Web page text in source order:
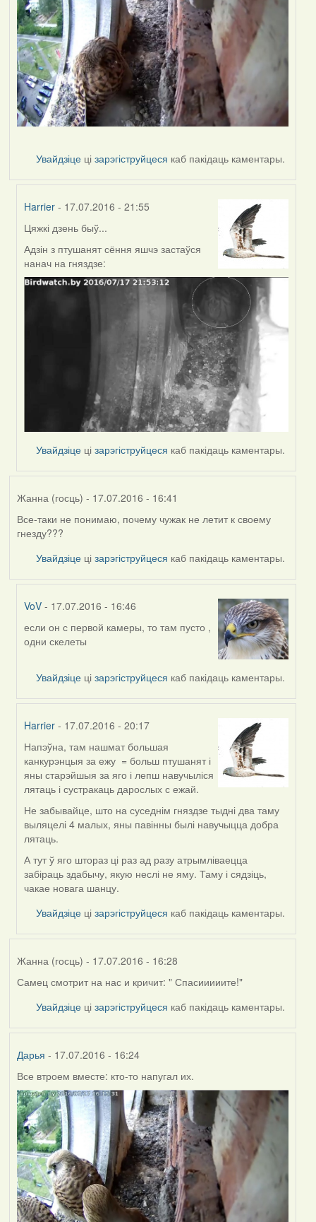
Увайдзіце цізарэгіструйцеся каб пакідаць каментары.
Harrier - 17.07.2016 - 21:55
In
reply
to
by
Цяжкі дзень быў...
Адзін з птушанят сёння яшчэ застаўся
нанач на гняздзе:
Увайдзіце цізарэгіструйцеся каб пакідаць каментары.
Жанна (госць) - 17.07.2016 - 16:41
Все-таки не понимаю, почему чужак не летит к своему
гнезду???
Увайдзіце цізарэгіструйцеся каб пакідаць каментары.
VoV - 17.07.2016 - 16:46
In
reply
(госць)
если он с первой камеры, то там пусто ,
одни скелеты
Увайдзіце цізарэгіструйцеся каб пакідаць каментары.
Harrier - 17.07.2016 - 20:17
In
reply
to
by
Жанна
(госць)
Напэўна, там нашмат большая
канкурэнцыя за ежу = больш птушанят і
яны старэйшыя за яго і лепш навучыліся
лятаць і сустракаць дарослых с ежай.
Не забывайце, што на суседнім гняздзе тыдні два таму
выляцелі 4 малых, яны павінны былі навучыцца добра
лятаць.
А тут ў яго штораз ці раз ад разу атрымліваецца
забіраць здабычу, якую неслі не яму. Таму і сядзіць,
чакае новага шанцу.
Увайдзіце цізарэгіструйцеся каб пакідаць каментары.
Жанна (госць) - 17.07.2016 - 16:28
Самец смотрит на нас и кричит: " Спасииииите!"
Увайдзіце цізарэгіструйцеся каб пакідаць каментары.
Дарья - 17.07.2016 - 16:24
Все втроем вместе: кто-то напугал их.